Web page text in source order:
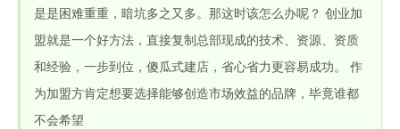
是是困难重重，暗坑多之又多。那这时该怎么办呢？ 创业加
盟就是一个好方法，直接复制总部现成的技术、资源、资质
和经验，一步到位，傻瓜式建店，省心省力更容易成功。 作
为加盟方肯定想要选择能够创造市场效益的品牌，毕竟谁都
不会希望